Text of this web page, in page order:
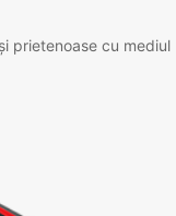
prietenoase cu mediul